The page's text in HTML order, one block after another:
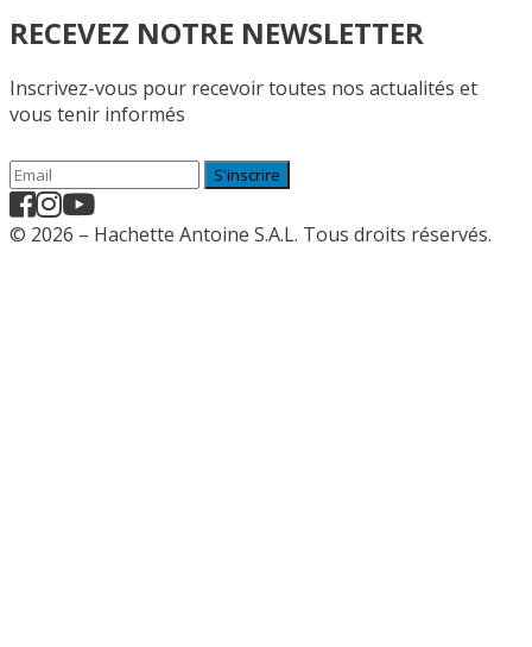
RECEVEZ NOTRE NEWSLETTER
Inscrivez-vous pour recevoir toutes nos actualités et
vous tenir informés
S'inscrire
© 2026 – Hachette Antoine S.A.L. Tous droits réservés.